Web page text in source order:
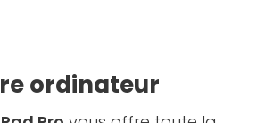
ordinateur